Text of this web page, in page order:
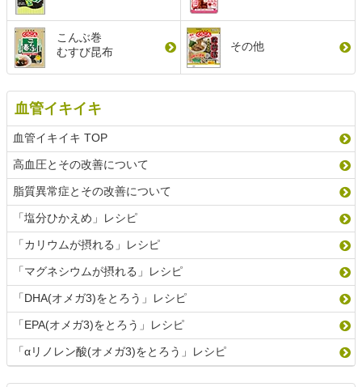
こんぶ巻
むすび昆布
その他
血管イキイキ
血管イキイキ TOP
高血圧とその改善について
脂質異常症とその改善について
「塩分ひかえめ」レシピ
「カリウムが摂れる」レシピ
「マグネシウムが摂れる」レシピ
「DHA(オメガ3)をとろう」レシピ
「EPA(オメガ3)をとろう」レシピ
「αリノレン酸(オメガ3)をとろう」レシピ